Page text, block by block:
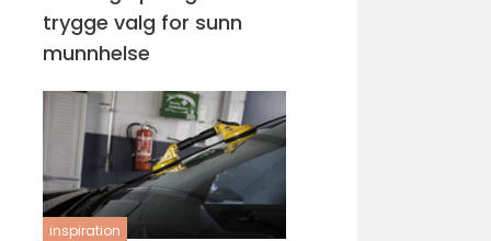
trygge valg for sunn
munnhelse
inspiration